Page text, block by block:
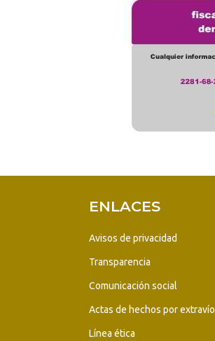
ENLACES
Avisos de privacidad
Transparencia
Comunicación social
Actas de hechos por extravío
Línea ética